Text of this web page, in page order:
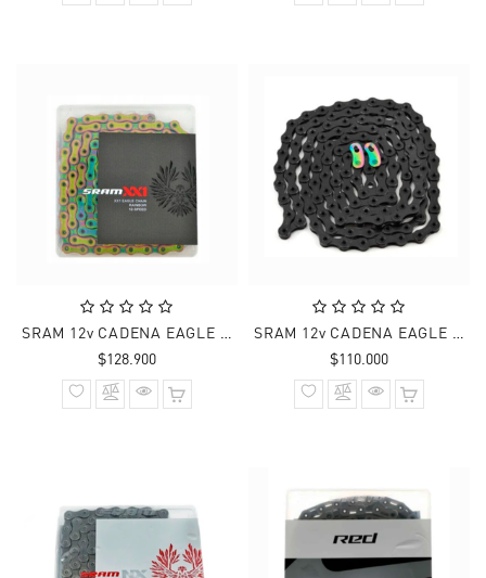
SRAM 12v CADENA EAGLE XX1 126 Links RAINBOW
$128.900Precio
normal
SRAM 12v CADENA EAGLE XX1 BLK (GRANEL) 118 Links
$110.000Precio
normal